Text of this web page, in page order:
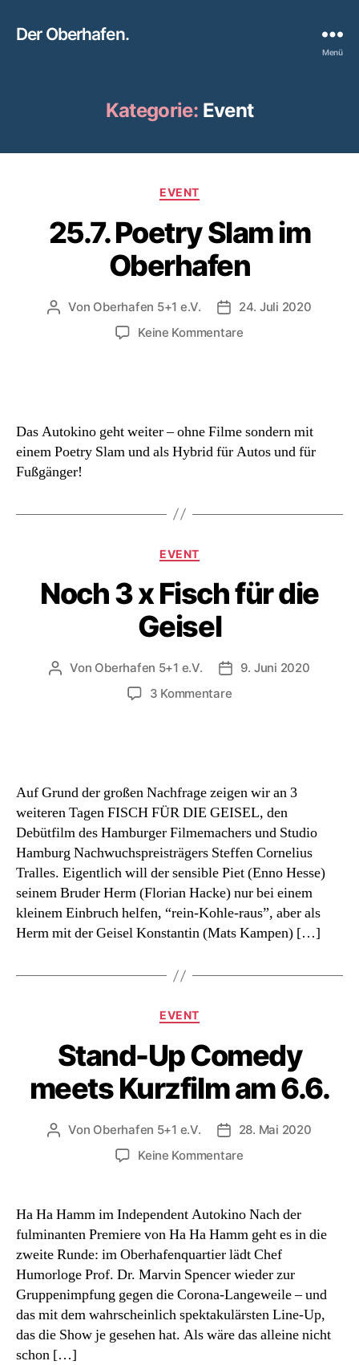
Der Oberhafen.
Menü
Kategorie: Event
Kategorien
EVENT
25.7. Poetry Slam im
Oberhafen
Beitragsautor
Von Oberhafen 5+1 e.V. Beitragsdatum
24. Juli 2020
Keine Kommentarezu
Das Autokino geht weiter – ohne Filme sondern mit
einem Poetry Slam und als Hybrid für Autos und für
Fußgänger!
Kategorien
EVENT
Noch 3 x Fisch für die
Geisel
Beitragsautor
Von Oberhafen 5+1 e.V. Beitragsdatum
9. Juni 2020
3 Kommentarezu
die
Geisel
Auf Grund der großen Nachfrage zeigen wir an 3
weiteren Tagen FISCH FÜR DIE GEISEL, den
Debütfilm des Hamburger Filmemachers und Studio
Hamburg Nachwuchspreisträgers Steffen Cornelius
Tralles. Eigentlich will der sensible Piet (Enno Hesse)
seinem Bruder Herm (Florian Hacke) nur bei einem
kleinem Einbruch helfen, “rein-Kohle-raus”, aber als
Herm mit der Geisel Konstantin (Mats Kampen) […]
Kategorien
EVENT
Stand-Up Comedy
meets Kurzfilm am 6.6.
Beitragsautor
Von Oberhafen 5+1 e.V. Beitragsdatum
28. Mai 2020
Keine Kommentarezu
Comedy
Kurzfilm
am
6.6.
Ha Ha Hamm im Independent Autokino Nach der
fulminanten Premiere von Ha Ha Hamm geht es in die
zweite Runde: im Oberhafenquartier lädt Chef
Humorloge Prof. Dr. Marvin Spencer wieder zur
Gruppenimpfung gegen die Corona-Langeweile – und
das mit dem wahrscheinlich spektakulärsten Line-Up,
das die Show je gesehen hat. Als wäre das alleine nicht
schon […]